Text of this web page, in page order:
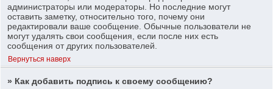
администраторы или модераторы. Но последние могут
оставить заметку, относительно того, почему они
редактировали ваше сообщение. Обычные пользователи не
могут удалять свои сообщения, если после них есть
сообщения от других пользователей.
Вернуться наверх
» Как добавить подпись к своему сообщению?